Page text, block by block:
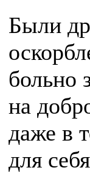
Были
больно
на
даже в
для